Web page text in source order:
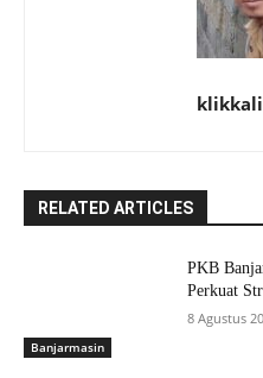
RELATED ARTICLES
Banjarmasin
PKB
Perkuat
8 Agustus